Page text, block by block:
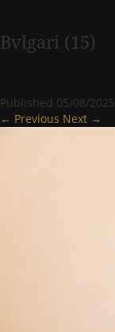
Bvlgari (15)
Published 05/08/2025
← Previous Next →